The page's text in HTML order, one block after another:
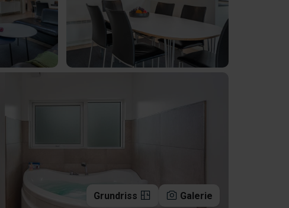
Grundriss Galerie